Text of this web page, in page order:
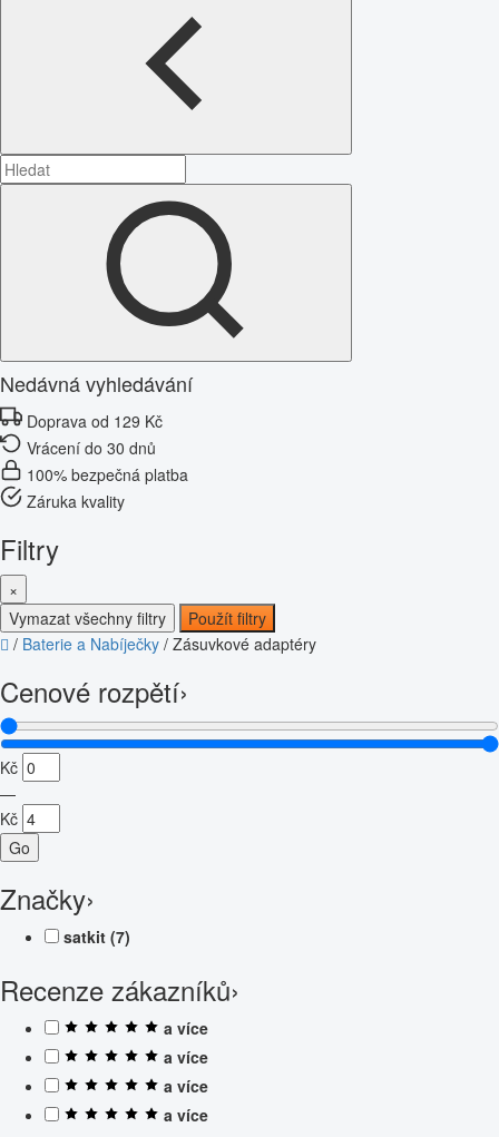
Nedávná vyhledávání
Doprava od 129 Kč
Vrácení do 30 dnů
100% bezpečná platba
Záruka kvality
Filtry
×
Vymazat všechny filtry
Použít filtry
/ Baterie a Nabíječky / Zásuvkové adaptéry
Cenové rozpětí›
Kč
—
Kč
Go
Značky›
satkit (7)
Recenze zákazníků›
a více
a více
a více
a více